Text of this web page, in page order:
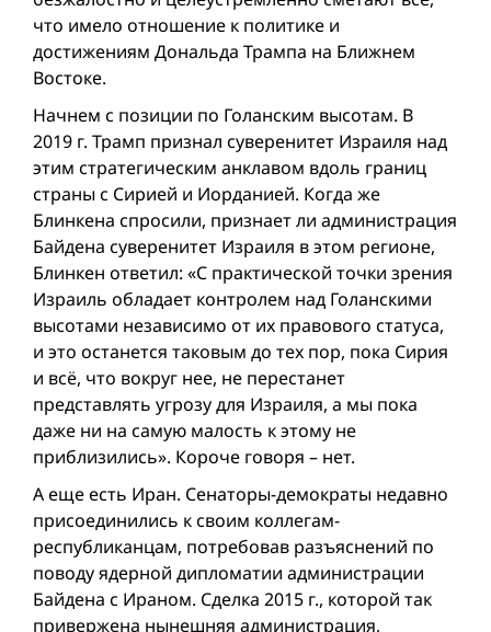
что имело отношение к политике и
достижениям Дональда Трампа на Ближнем
Востоке.
Начнем с позиции по Голанским высотам. В
2019 г. Трамп признал суверенитет Израиля над
этим стратегическим анклавом вдоль границ
страны с Сирией и Иорданией. Когда же
Блинкена спросили, признает ли администрация
Байдена суверенитет Израиля в этом регионе,
Блинкен ответил: «С практической точки зрения
Израиль обладает контролем над Голанскими
высотами независимо от их правового статуса,
и это останется таковым до тех пор, пока Сирия
и всё, что вокруг нее, не перестанет
представлять угрозу для Израиля, а мы пока
даже ни на самую малость к этому не
приблизились». Короче говоря – нет.
А еще есть Иран. Сенаторы-демократы недавно
присоединились к своим коллегам-
республиканцам, потребовав разъяснений по
поводу ядерной дипломатии администрации
Байдена с Ираном. Сделка 2015 г., которой так
привержена нынешняя администрация,